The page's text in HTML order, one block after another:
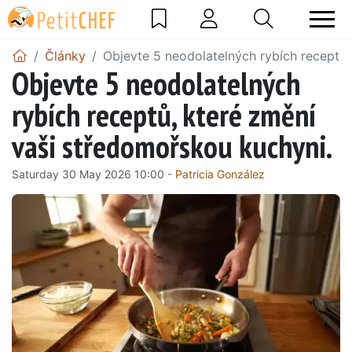
Články Objevte 5 neodolatelných rybích
Objevte 5 neodolatelných
rybích receptů, které změní
vaši středomořskou kuchyni.
Saturday 30 May 2026 10:00 - Patricia González